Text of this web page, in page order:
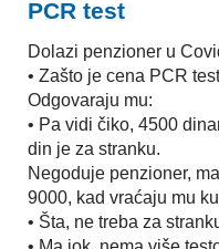
PCR test
Dolazi penzioner u
• Zašto je cena PCR
Odgovaraju mu:
• Pa vidi čiko, 4500
din je za stranku.
Negoduje penzioner,
9000, kad vraćaju mu
• Šta, ne treba za